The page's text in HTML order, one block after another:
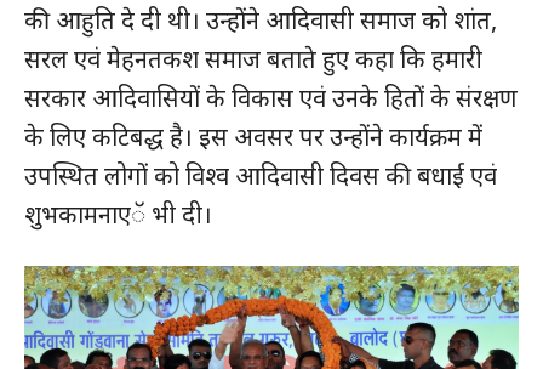
की आहुति दे दी थी। उन्होंने आदिवासी समाज को शांत,
सरल एवं मेहनतकश समाज बताते हुए कहा कि हमारी
सरकार आदिवासियों के विकास एवं उनके हितों के संरक्षण
के लिए कटिबद्ध है। इस अवसर पर उन्होंने कार्यक्रम में
उपस्थित लोगों को विश्व आदिवासी दिवस की बधाई एवं
शुभकामनाएॅ भी दी।